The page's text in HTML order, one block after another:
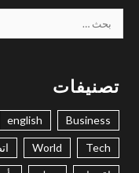
البحث
عن:
تصنيفات
Business
english
Tech
World